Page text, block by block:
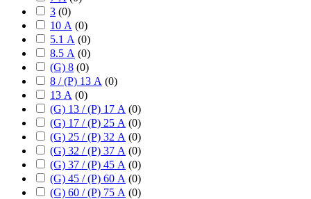
3 (0)
10 А (0)
5.1 А (0)
8.5 А (0)
(G) 8 (0)
8 / (P) 13 А (0)
13 А (0)
(G) 13 / (P) 17 А (0)
(G) 17 / (P) 25 А (0)
(G) 25 / (P) 32 А (0)
(G) 32 / (P) 37 А (0)
(G) 37 / (P) 45 А (0)
(G) 45 / (P) 60 А (0)
(G) 60 / (P) 75 А (0)